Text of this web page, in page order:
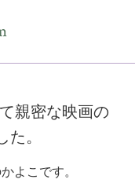
親密な映画の
。
よこです。